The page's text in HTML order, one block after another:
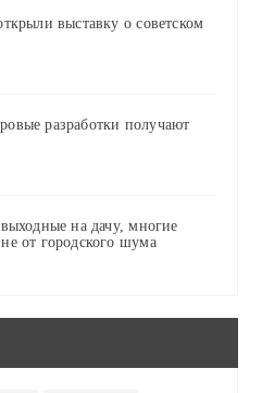
выставку о советском
разработки получают
на дачу, многие
от городского шума